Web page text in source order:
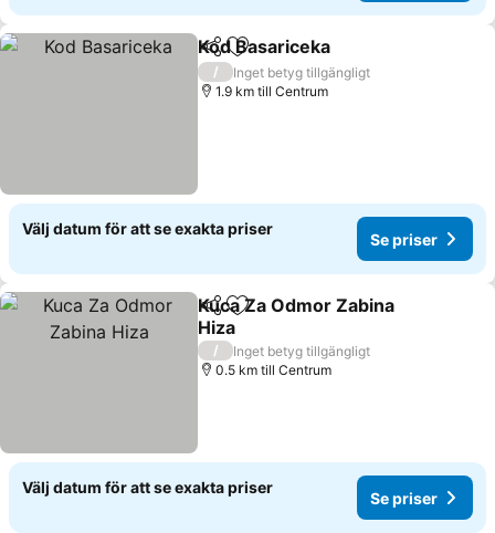
Dela Lägg till i Mina Favoriter
Kod Basariceka
/
Inget betyg tillgängligt
1.9 km till Centrum
Välj datum för att se exakta priser
Se priser
Dela Lägg till i Mina Favoriter
Kuca Za Odmor Zabina
Hiza
Se priser
/
Inget betyg tillgängligt
0.5 km till Centrum
Välj datum för att se exakta priser
Se priser